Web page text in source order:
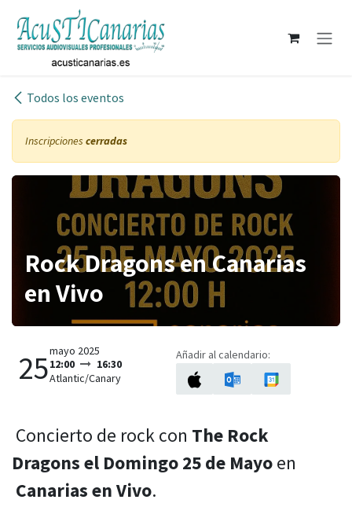
Todos los eventos
Inscripciones cerradas
Rock Dragons en Canarias
en Vivo
25mayo 2025
12:00
16:30
Atlantic/Canary
Añadir al calendario:
Concierto de rock con The Rock
Dragons el Domingo 25 de Mayo en
Canarias en Vivo.